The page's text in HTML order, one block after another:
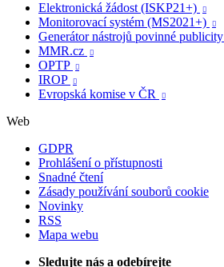
Elektronická žádost (ISKP21+)

Monitorovací systém (MS2021+) 
Generátor nástrojů povinné publicity
MMR.cz 
OPTP 
IROP 
Evropská komise v ČR 
Web
GDPR
Prohlášení o přístupnosti
Snadné čtení
Zásady používání souborů cookie
Novinky
RSS
Mapa webu
Sledujte nás a odebírejte